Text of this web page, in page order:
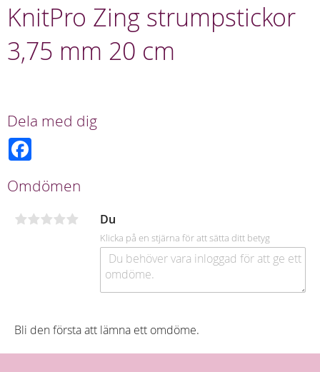
KnitPro Zing strumpstickor
3,75 mm 20 cm
Dela med dig
b
o
k
Omdömen
Du
Klicka på en stjärna för att sätta ditt betyg
Bli den första att lämna ett omdöme.